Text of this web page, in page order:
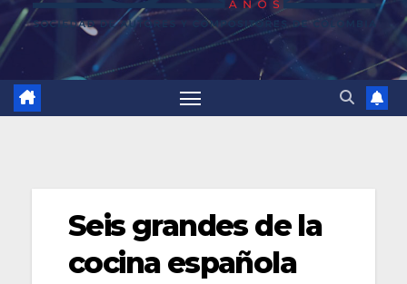
Seis grandes de la
cocina española